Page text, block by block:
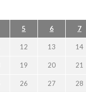
5 6 7
12 13 14
19 20 21
26 27 28